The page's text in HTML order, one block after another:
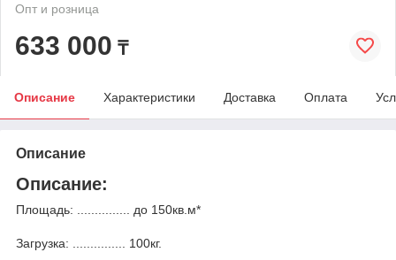
Опт и розница
633 000 ₸
Описание Характеристики Доставка Оплата
Описание
Описание:
Площадь: ............... до 150кв.м*
Загрузка: ............... 100кг.